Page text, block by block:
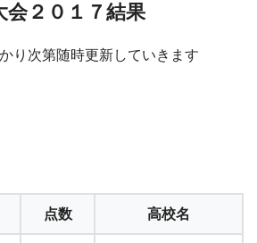
会２０１７結果
り次第随時更新していきます
点数 高校名